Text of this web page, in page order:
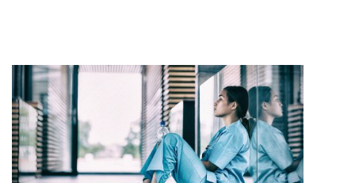
と効率に支障はありませんでした。むしろ、彼女の同僚た
ちは、このメンターシップを通じてとてもよくサポートさ
れていると感じ、職場全体の雰囲気も良くなりました。